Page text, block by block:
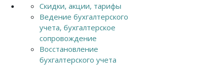
Скидки, акции, тарифы
Ведение бухгалтерского
учета, бухгалтерское
сопровождение
Восстановление
бухгалтерского учета